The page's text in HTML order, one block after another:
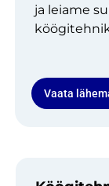
ja leiame
Vaata